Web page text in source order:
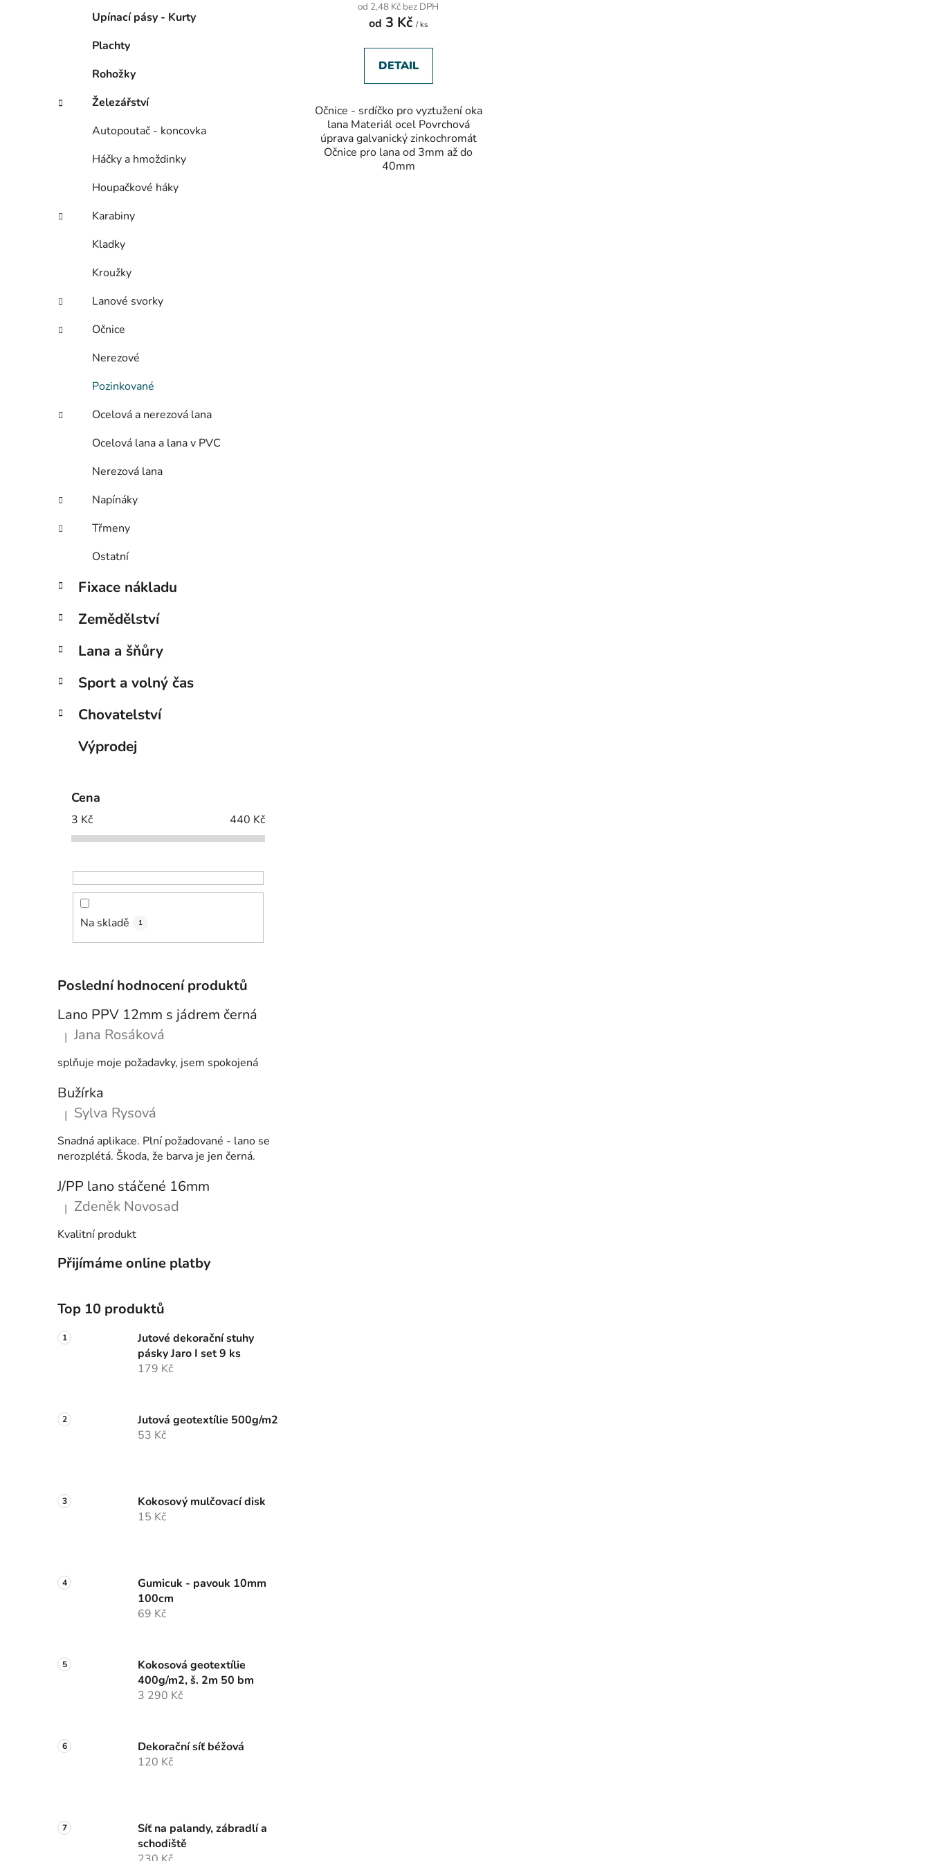
Upínací pásy - Kurty
Plachty
Rohožky
Železářství
Autopoutač - koncovka
Háčky a hmoždinky
Houpačkové háky
Karabiny
Kladky
Kroužky
Lanové svorky
Očnice
Nerezové
Pozinkované
Ocelová a nerezová lana
Ocelová lana a lana v PVC
Nerezová lana
Napínáky
Třmeny
Ostatní
Fixace nákladu
Zemědělství
Lana a šňůry
Sport a volný čas
Chovatelství
Výprodej
Cena
3 Kč 440 Kč
Na skladě 1
Poslední hodnocení produktů
Lano PPV 12mm s jádrem černá
Hodnocení produktu je 5 z 5 hvězdiček.
| Jana Rosáková
splňuje moje požadavky, jsem spokojená
Bužírka
Hodnocení produktu je 5 z 5 hvězdiček.
| Sylva Rysová
Snadná aplikace. Plní požadované - lano se
nerozplétá. Škoda, že barva je jen černá.
J/PP lano stáčené 16mm
Hodnocení produktu je 5 z 5 hvězdiček.
| Zdeněk Novosad
Kvalitní produkt
Přijímáme online platby
Top 10 produktů
Jutové dekorační stuhy
pásky Jaro I set 9 ks
179 Kč
Jutová geotextílie 500g/m2
53 Kč
Kokosový mulčovací disk
15 Kč
Gumicuk - pavouk 10mm
100cm
69 Kč
Kokosová geotextílie
400g/m2, š. 2m 50 bm
3 290 Kč
Dekorační síť béžová
120 Kč
Síť na palandy, zábradlí a
schodiště
od 2,48 Kč bez DPH
od 3 Kč/ ks
DETAIL
Očnice - srdíčko pro vyztužení oka
lana Materiál ocel Povrchová
úprava galvanický zinkochromát
Očnice pro lana od 3mm až do
40mm